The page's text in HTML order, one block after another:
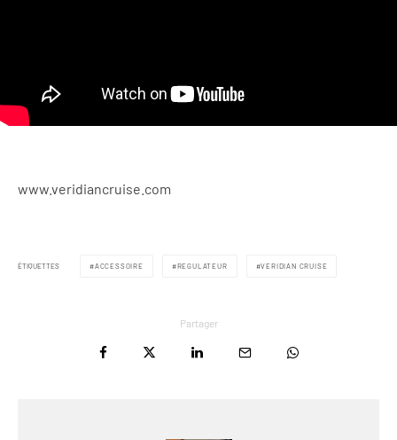
www.veridiancruise.com
ÉTIQUETTES ACCESSOIRE REGULATEUR VERIDIAN CRUISE
Partager